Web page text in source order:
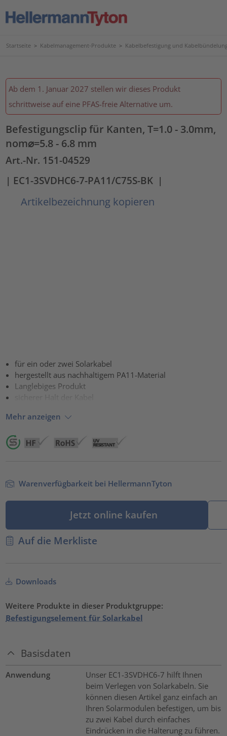
Startseite > Kabelmanagement-Produkte > Kabelbefestigung und
Ab dem 1. Januar 2027 stellen wir dieses Produkt
schrittweise auf eine PFAS-freie Alternative um.
Befestigungsclip für Kanten, T=1.0 - 3.0mm,
nom⌀=5.8 - 6.8 mm
Art.-Nr. 151-04529
| EC1-3SVDHC6-7-PA11/C75S-BK |
Artikelbezeichnung kopieren
für ein oder zwei Solarkabel
hergestellt aus nachhaltigem PA11-Material
Langlebiges Produkt
Mehr anzeigen
Warenverfügbarkeit bei HellermannTyton
Jetzt online kaufen
Auf die Merkliste
Downloads
Weitere Produkte in dieser Produktgruppe:
Befestigungselement für Solarkabel
Basisdaten
Anwendung
Unser EC1-3SVDHC6-7 hilft Ihnen
beim Verlegen von Solarkabeln. Sie
können diesen Artikel ganz einfach an
Ihren Solarmodulen befestigen, um bis
zu zwei Kabel durch einfaches
Eindrücken in die Halterung zu führen.